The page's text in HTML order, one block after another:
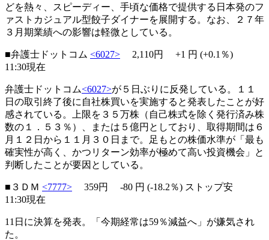
どを熱々、スピーディー、手頃な価格で提供する日本発のフ
ァストカジュアル型餃子ダイナーを展開する。なお、２７年
３月期業績への影響は軽微としている。
■弁護士ドットコム <6027> 2,110円 +1 円 (+0.1％)
11:30現在
弁護士ドットコム<6027>が５日ぶりに反発している。１１
日の取引終了後に自社株買いを実施すると発表したことが好
感されている。上限を３５万株（自己株式を除く発行済み株
数の１．５３％）、または５億円としており、取得期間は６
月１２日から１１月３０日まで。足もとの株価水準が「最も
確実性が高く、かつリターン効率が極めて高い投資機会」と
判断したことが要因としている。
■３ＤＭ <7777> 359円 -80 円 (-18.2％) ストップ安
11:30現在
11日に決算を発表。「今期経常は59％減益へ」が嫌気され
た。